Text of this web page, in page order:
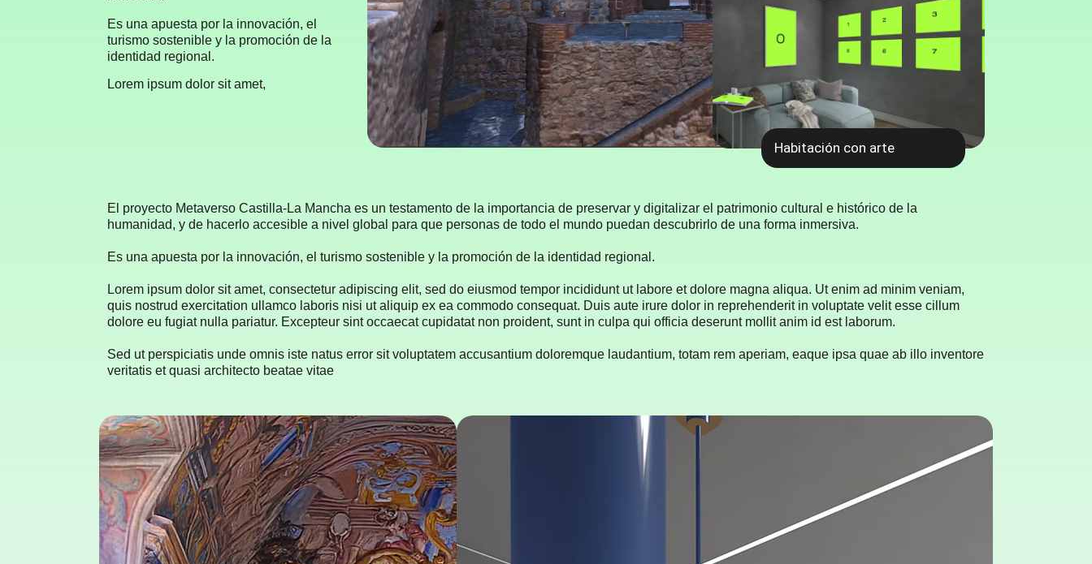
Es una apuesta por la innovación, el
turismo sostenible y la promoción de la
identidad regional.
Lorem ipsum dolor sit amet,
Habitación con arte
El proyecto Metaverso Castilla-La Mancha es un testamento de la importancia de preservar y digitalizar el patrimonio cultural e histórico de la
humanidad, y de hacerlo accesible a nivel global para que personas de todo el mundo puedan descubrirlo de una forma inmersiva.
Es una apuesta por la innovación, el turismo sostenible y la promoción de la identidad regional.
Lorem ipsum dolor sit amet, consectetur adipiscing elit, sed do eiusmod tempor incididunt ut labore et dolore magna aliqua. Ut enim ad minim veniam,
quis nostrud exercitation ullamco laboris nisi ut aliquip ex ea commodo consequat. Duis aute irure dolor in reprehenderit in voluptate velit esse cillum
dolore eu fugiat nulla pariatur. Excepteur sint occaecat cupidatat non proident, sunt in culpa qui officia deserunt mollit anim id est laborum.
Sed ut perspiciatis unde omnis iste natus error sit voluptatem accusantium doloremque laudantium, totam rem aperiam, eaque ipsa quae ab illo inventore
veritatis et quasi architecto beatae vitae